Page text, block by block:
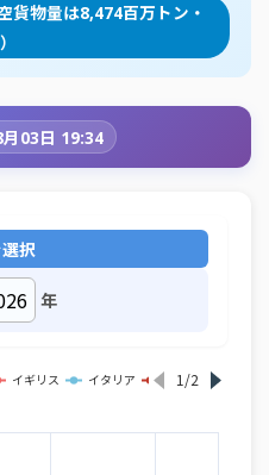
貨物量は8,474百万トン・
03日 19:34
択
年